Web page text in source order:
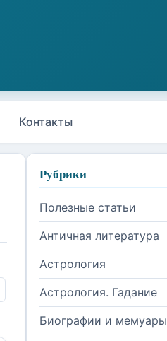
Контакты
Рубрики
Полезные статьи
Античная литература
Астрология
Астрология. Гадание
Биографии и мемуары